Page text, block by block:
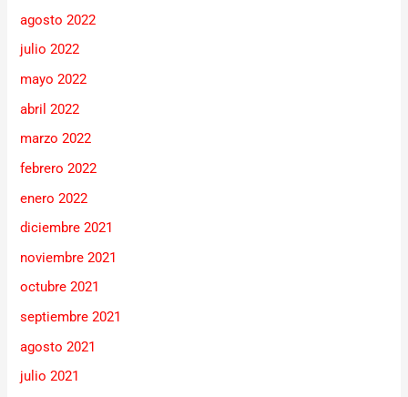
agosto 2022
julio 2022
mayo 2022
abril 2022
marzo 2022
febrero 2022
enero 2022
diciembre 2021
noviembre 2021
octubre 2021
septiembre 2021
agosto 2021
julio 2021